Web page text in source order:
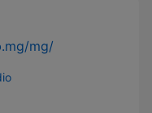
mg/